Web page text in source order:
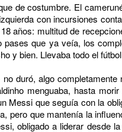
de costumbre. El
con incursiones
años: multitud de
que ya veía, los
y bien. Llevaba todo el
duró, algo
menguaba, hasta
Messi que seguía con la
pero que mantenía la
obligado a liderar desde